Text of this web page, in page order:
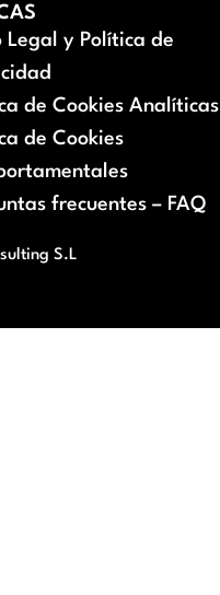
Legal y Política de
de Cookies Analíticas
de Cookies
frecuentes – FAQ
S.L